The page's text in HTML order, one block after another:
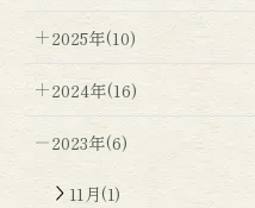
2025年(10)
2024年(16)
2023年(6)
11月(1)